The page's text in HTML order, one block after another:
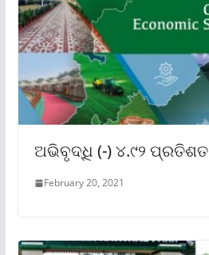
ଅଭିବୃଦ୍ଧି (-) ୪.୯୨ ପ୍ରତିଶତ
February 20, 2021